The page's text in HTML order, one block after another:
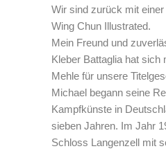
Wir sind zurück mit
Wing Chun Illustrated.
Mein Freund und
Kleber Battaglia hat sich
Mehle für unsere
Michael begann seine
Kampfkünste in
sieben Jahren. Im Jahr
Schloss Langenzell mit